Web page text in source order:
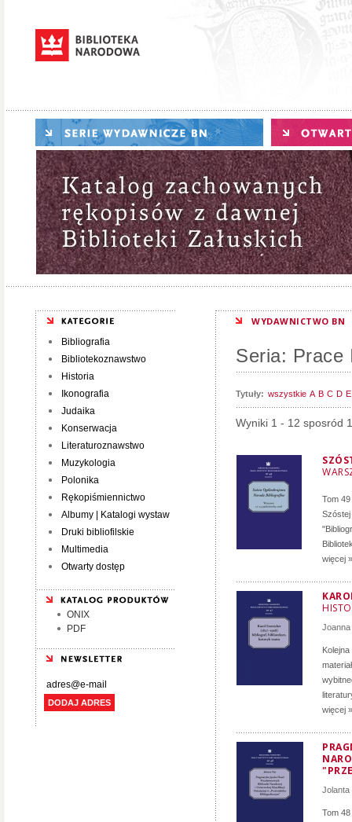
Bibliografia
Bibliotekoznawstwo
Historia
Ikonografia
Judaika
Konserwacja
Literaturoznawstwo
Muzykologia
Polonika
Rękopiśmiennictwo
Albumy | Katalogi wystaw
Druki bibliofilskie
Multimedia
Otwarty dostęp
ONIX
PDF
DODAJ ADRES
WYDAWNICTWO BN
Seria: Prace
Tytuły: wszystkie A B C D E
Wyniki 1 - 12 sposród
Tom
Szóstej
więcej »
więcej »
Jolanta
Tom